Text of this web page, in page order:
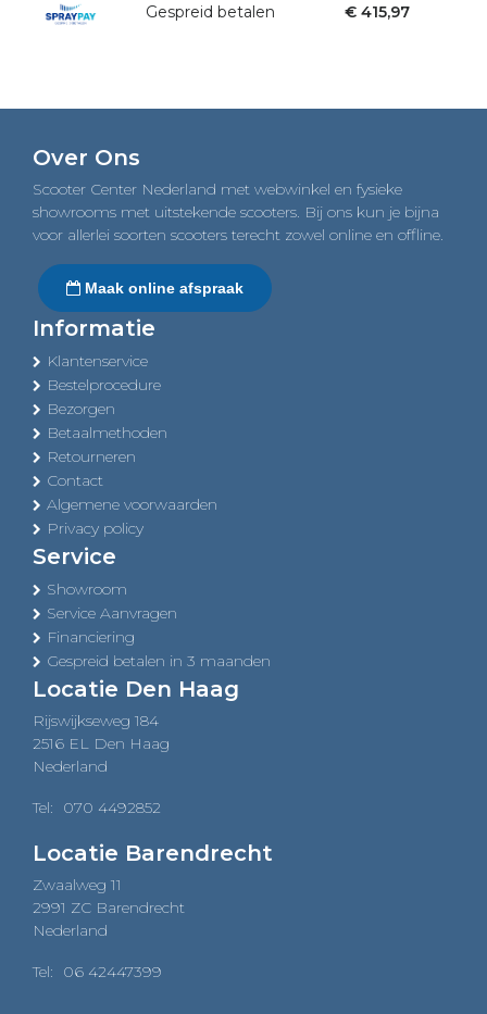
Gespreid betalen € 415,97
Over Ons
Scooter Center Nederland met webwinkel en fysieke
showrooms met uitstekende scooters. Bij ons kun je bijna
voor allerlei soorten scooters terecht zowel online en offline.
Maak online afspraak
Informatie
Klantenservice
Bestelprocedure
Bezorgen
Betaalmethoden
Retourneren
Contact
Algemene voorwaarden
Privacy policy
Service
Showroom
Service Aanvragen
Financiering
Gespreid betalen in 3 maanden
Locatie Den Haag
Rijswijkseweg 184
2516 EL Den Haag
Nederland
Tel: 070 4492852
Locatie Barendrecht
Zwaalweg 11
2991 ZC Barendrecht
Nederland
Tel: 06 42447399